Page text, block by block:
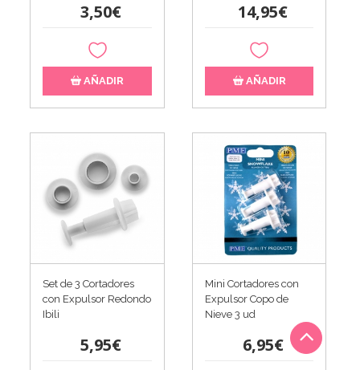
3,50€
AÑADIR
14,95€
AÑADIR
Set de 3 Cortadores
con Expulsor Redondo
Ibili
5,95€
Mini Cortadores con
Expulsor Copo de
Nieve 3 ud
6,95€